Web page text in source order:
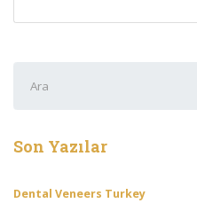
ara:
Son Yazılar
Dental Veneers Turkey